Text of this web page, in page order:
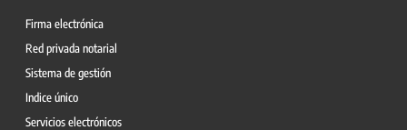
Firma electrónica
Red privada notarial
Sistema de gestión
Indice único
Servicios electrónicos